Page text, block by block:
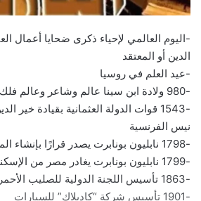
-اليوم العالمي لإحياء ذكرى ضحايا أعمال
الدين أو المعتقد
-عيد العلم في روسيا
-980 ولادة ابن سينا عالم وشاعر وعالم فلك وطبيب وفيزيائي
-1543 قوات الدولة العثمانية بقيادة
نيس الفرنسية
-1798 نابليون بونابرت يصدر قرارًا بإنشاء المجمع العلمي في مصر
-1799 نابليون بونابرت يغادر مصر من الإسكندرية عائدًا إلى فرنسا
-1863 تأسيس اللجنة الدولية للصليب الأحمر
-1901 تأسيس شركة “كاديلاك” للسيارات